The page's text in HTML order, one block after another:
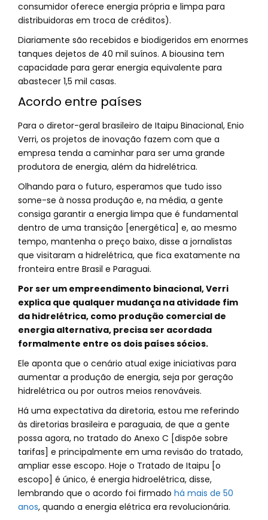
consumidor oferece energia própria e limpa para
distribuidoras em troca de créditos).
Diariamente são recebidos e biodigeridos em enormes
tanques dejetos de 40 mil suínos. A biousina tem
capacidade para gerar energia equivalente para
abastecer 1,5 mil casas.
Acordo entre países
Para o diretor-geral brasileiro de Itaipu Binacional, Enio
Verri, os projetos de inovação fazem com que a
empresa tenda a caminhar para ser uma grande
produtora de energia, além da hidrelétrica.
Olhando para o futuro, esperamos que tudo isso
some-se à nossa produção e, na média, a gente
consiga garantir a energia limpa que é fundamental
dentro de uma transição [energética] e, ao mesmo
tempo, mantenha o preço baixo, disse a jornalistas
que visitaram a hidrelétrica, que fica exatamente na
fronteira entre Brasil e Paraguai.
Por ser um empreendimento binacional, Verri
explica que qualquer mudança na atividade fim
da hidrelétrica, como produção comercial de
energia alternativa, precisa ser acordada
formalmente entre os dois países sócios.
Ele aponta que o cenário atual exige iniciativas para
aumentar a produção de energia, seja por geração
hidrelétrica ou por outros meios renováveis.
Há uma expectativa da diretoria, estou me referindo
às diretorias brasileira e paraguaia, de que a gente
possa agora, no tratado do Anexo C [dispõe sobre
tarifas] e principalmente em uma revisão do tratado,
ampliar esse escopo. Hoje o Tratado de Itaipu [o
escopo] é único, é energia hidroelétrica, disse,
lembrando que o acordo foi firmado há mais de 50
anos, quando a energia elétrica era revolucionária.